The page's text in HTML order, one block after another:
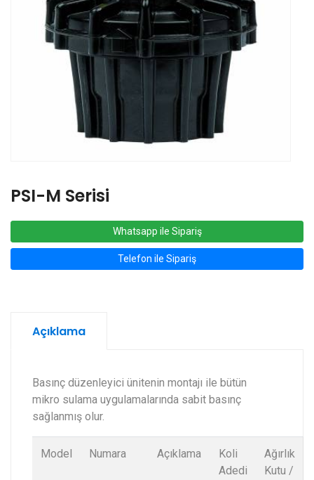
PSI-M Serisi
Whatsapp ile Sipariş
Telefon ile Sipariş
Açıklama
Basınç düzenleyici ünitenin montajı ile bütün
mikro sulama uygulamalarında sabit basınç
sağlanmış olur.
Model Numara Açıklama
Koli
Adedi
Ağırlık
Kutu /